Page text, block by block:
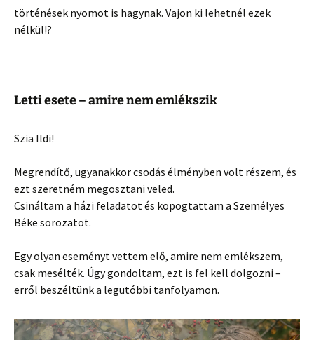
történések nyomot is hagynak. Vajon ki lehetnél ezek
nélkül!?
Letti esete – amire nem emlékszik
Szia Ildi!
Megrendítő, ugyanakkor csodás élményben volt részem, és
ezt szeretném megosztani veled.
Csináltam a házi feladatot és kopogtattam a Személyes
Béke sorozatot.
Egy olyan eseményt vettem elő, amire nem emlékszem,
csak mesélték. Úgy gondoltam, ezt is fel kell dolgozni –
erről beszéltünk a legutóbbi tanfolyamon.